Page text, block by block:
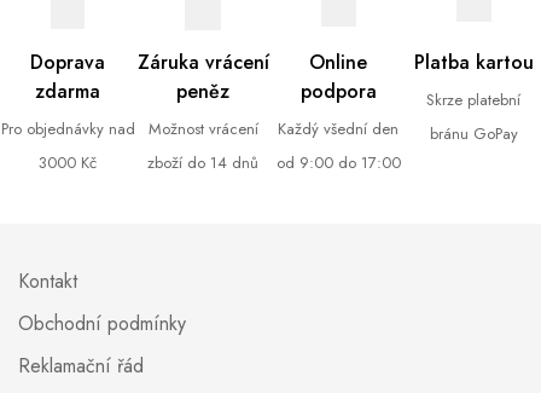
Doprava
zdarma
Pro objednávky nad
3000 Kč
Záruka vrácení
peněz
Možnost vrácení
zboží do 14 dnů
Online
podpora
Každý všední den
od 9:00 do 17:00
Platba kartou
Skrze platební
bránu GoPay
Kontakt
Obchodní podmínky
Reklamační řád